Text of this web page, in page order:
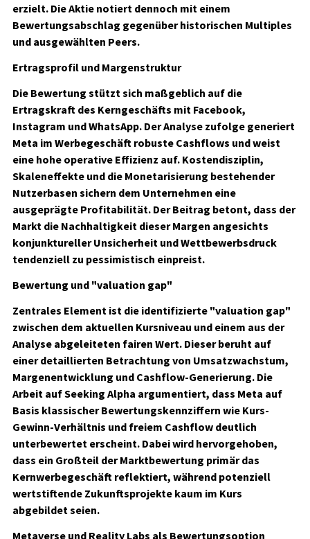
erzielt. Die Aktie notiert dennoch mit einem
Bewertungsabschlag gegenüber historischen Multiples
und ausgewählten Peers.
Ertragsprofil und Margenstruktur
Die Bewertung stützt sich maßgeblich auf die
Ertragskraft des Kerngeschäfts mit Facebook,
Instagram und WhatsApp. Der Analyse zufolge generiert
Meta im Werbegeschäft robuste Cashflows und weist
eine hohe operative Effizienz auf. Kostendisziplin,
Skaleneffekte und die Monetarisierung bestehender
Nutzerbasen sichern dem Unternehmen eine
ausgeprägte Profitabilität. Der Beitrag betont, dass der
Markt die Nachhaltigkeit dieser Margen angesichts
konjunktureller Unsicherheit und Wettbewerbsdruck
tendenziell zu pessimistisch einpreist.
Bewertung und "valuation gap"
Zentrales Element ist die identifizierte "valuation gap"
zwischen dem aktuellen Kursniveau und einem aus der
Analyse abgeleiteten fairen Wert. Dieser beruht auf
einer detaillierten Betrachtung von Umsatzwachstum,
Margenentwicklung und Cashflow-Generierung. Die
Arbeit auf Seeking Alpha argumentiert, dass Meta auf
Basis klassischer Bewertungskennziffern wie Kurs-
Gewinn-Verhältnis und freiem Cashflow deutlich
unterbewertet erscheint. Dabei wird hervorgehoben,
dass ein Großteil der Marktbewertung primär das
Kernwerbegeschäft reflektiert, während potenziell
wertstiftende Zukunftsprojekte kaum im Kurs
abgebildet seien.
Metaverse und Reality Labs als Bewertungsoption